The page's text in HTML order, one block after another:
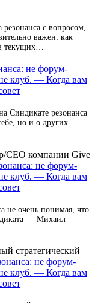
с вопросом,
важен: как
текущих…
не форум-
клуб. — Когда вам
Синдикате резонанса
но и о других.
СЕО компании Give
не форум-
клуб. — Когда вам
не очень понимая, что
— Михаил
стратегический
не форум-
клуб. — Когда вам